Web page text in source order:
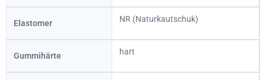
Elastomer NR (Naturkautschuk)
Gummihärte hart